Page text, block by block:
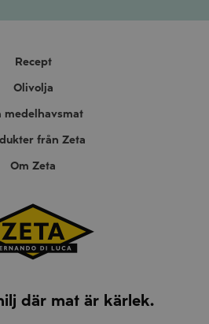
Recept
Olivolja
medelhavsmat
från Zeta
Om Zeta
där mat är kärlek.